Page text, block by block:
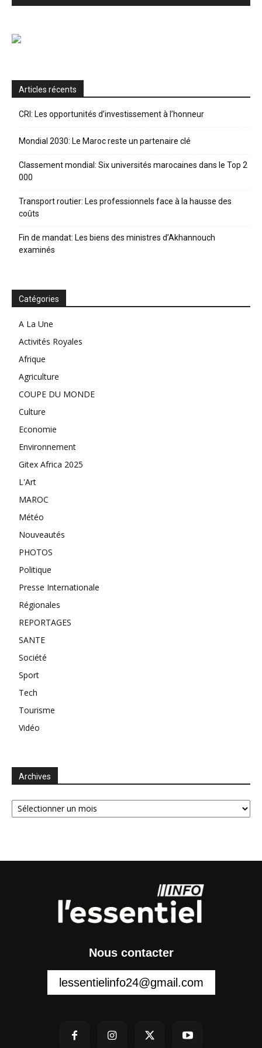
Articles récents
CRI: Les opportunités d’investissement à l’honneur
Mondial 2030: Le Maroc reste un partenaire clé
Classement mondial: Six universités marocaines dans le Top 2
000
Transport routier: Les professionnels face à la hausse des
coûts
Fin de mandat: Les biens des ministres d’Akhannouch
examinés
Catégories
A La Une
Activités Royales
Afrique
Agriculture
COUPE DU MONDE
Culture
Economie
Environnement
Gitex Africa 2025
L'Art
MAROC
Météo
Nouveautés
PHOTOS
Politique
Presse Internationale
Régionales
REPORTAGES
SANTE
Société
Sport
Tech
Tourisme
Vidéo
Archives
Archives
Nous contacter
lessentielinfo24@gmail.com